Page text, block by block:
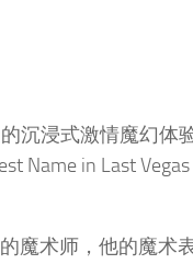
沉浸式激情魔幻体
Name in Last Vegas
魔术师，他的魔术